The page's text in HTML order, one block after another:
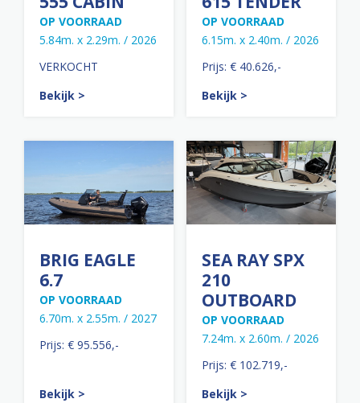
OP VOORRAAD
5.84m. x 2.29m. / 2026
VERKOCHT
Bekijk >
OP VOORRAAD
6.15m. x 2.40m. / 2026
Prijs: € 40.626,-
Bekijk >
BRIG EAGLE
6.7
OP VOORRAAD
6.70m. x 2.55m. / 2027
Prijs: € 95.556,-
Bekijk >
SEA RAY SPX
210
OUTBOARD
OP VOORRAAD
7.24m. x 2.60m. / 2026
Prijs: € 102.719,-
Bekijk >